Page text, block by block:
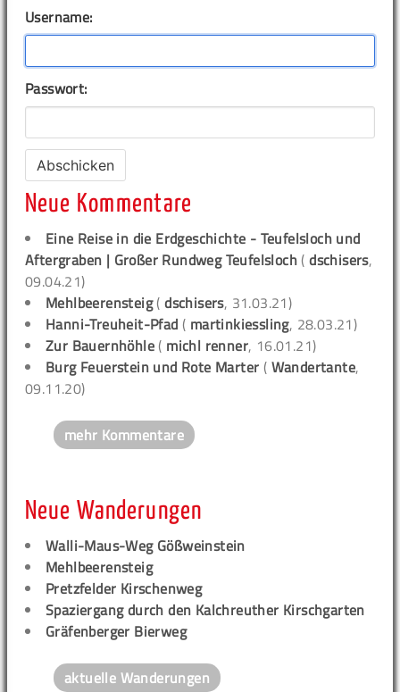
Username:
Passwort:
Neue Kommentare
Eine Reise in die Erdgeschichte - Teufelsloch und
Aftergraben | Großer Rundweg Teufelsloch (dschisers,
09.04.21)
Mehlbeerensteig(dschisers, 31.03.21)
Hanni-Treuheit-Pfad ( martinkiessling, 28.03.21)
Zur Bauernhöhle ( michl renner, 16.01.21)
Burg Feuerstein und Rote Marter ( Wandertante,
09.11.20)
mehr Kommentare
Neue Wanderungen
Walli-Maus-Weg Gößweinstein
Mehlbeerensteig
Pretzfelder Kirschenweg
Spaziergang durch den Kalchreuther Kirschgarten
Gräfenberger Bierweg
aktuelle Wanderungen